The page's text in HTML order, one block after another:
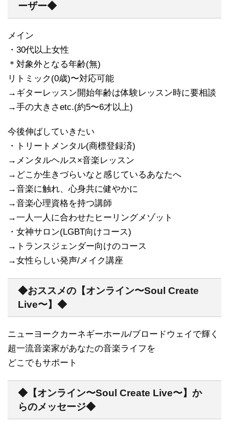
ーザー◆
メイン
・30代以上女性
＊対象外となる年齢(無)
リトミック(0歳)〜対応可能
→ギターレッスン開始年齢は体験レッスン時に要相談
→手の大きさetc.(約5〜6才以上)
今後伸ばしていきたい
・トリートメンタル(商標登録済)
→メンタルヘルス×音楽レッスン
→どこか生きづらいなと感じているあなたへ
→音楽に触れ、心身共に健やかに
→音楽心理資格を持つ講師
→一人一人に合わせたヒーリングメゾット
・女神サロン(LGBT向けコース)
→トランスジェンダー向けのコース
→女性らしい発声/メイク講座
◆おススメの【オンライン〜Soul Create
Live〜】◆
ニューヨークカーネギーホール/ブロードウェイで輝く
超一流音楽家があなたの音楽ライフを
どこでもサポート
◆【オンライン〜Soul Create Live〜】か
らのメッセージ◆